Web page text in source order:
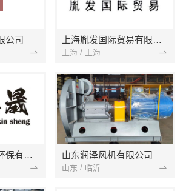
公司 上海胤发国际贸易有限公司
上海 / 上海
南京嘉鑫晟科技环保有限公司 山东润泽风机有限公司
山东 / 临沂